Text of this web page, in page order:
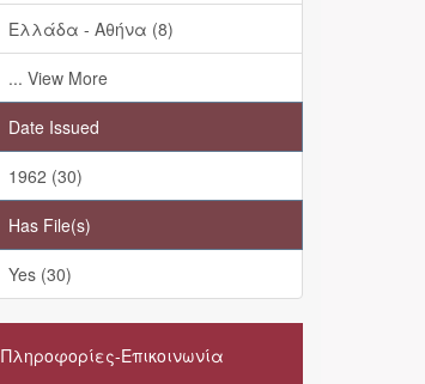
Ελλάδα - Αθήνα (8)
... View More
Date Issued
1962 (30)
Has File(s)
Yes (30)
Πληροφορίες-Επικοινωνία